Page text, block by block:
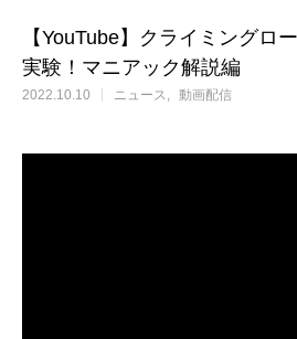
【YouTube】クライミングロ
実験！マニアック解説編
2022.10.10 ニュース 動画配信